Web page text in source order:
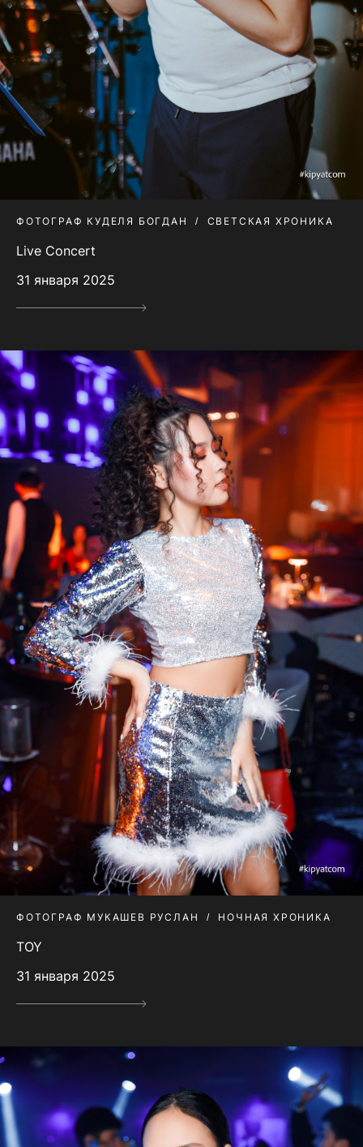
ФОТОГРАФ КУДЕЛЯ БОГДАН СВЕТСКАЯ ХРОНИКА
Live Concert
31 января 2025
ФОТОГРАФ МУКАШЕВ РУСЛАН НОЧНАЯ ХРОНИКА
TOY
31 января 2025